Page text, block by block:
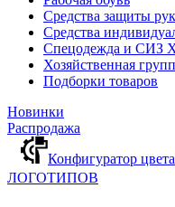
Средства защиты рук
Средства
Спецодежда и СИЗ
Хозяйственная
Подборки товаров
Новинки
Распродажа
Конфигуратор цвета
ЛОГОТИПОВ